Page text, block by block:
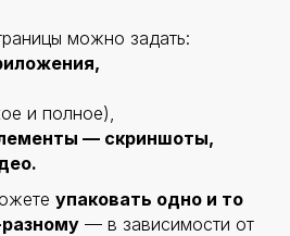
можно задать:
и полное),
— скриншоты,
упаковать одно и то
— в зависимости от